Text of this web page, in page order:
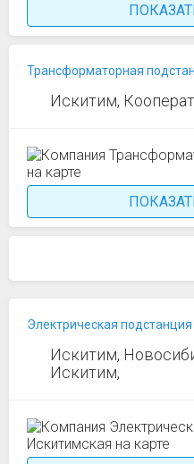
Трансформаторная
Искитим,
Электрическая
Искитим,
Искитим,